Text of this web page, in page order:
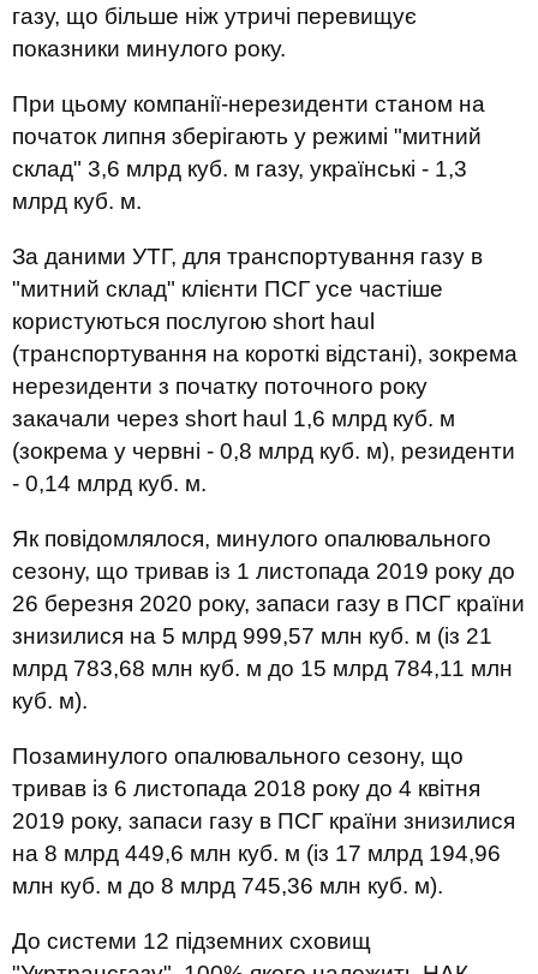
газу, що більше ніж утричі перевищує
показники минулого року.
При цьому компанії-нерезиденти станом на
початок липня зберігають у режимі "митний
склад" 3,6 млрд куб. м газу, українські - 1,3
млрд куб. м.
За даними УТГ, для транспортування газу в
"митний склад" клієнти ПСГ усе частіше
користуються послугою short haul
(транспортування на короткі відстані), зокрема
нерезиденти з початку поточного року
закачали через short haul 1,6 млрд куб. м
(зокрема у червні - 0,8 млрд куб. м), резиденти
- 0,14 млрд куб. м.
Як повідомлялося, минулого опалювального
сезону, що тривав із 1 листопада 2019 року до
26 березня 2020 року, запаси газу в ПСГ країни
знизилися на 5 млрд 999,57 млн куб. м (із 21
млрд 783,68 млн куб. м до 15 млрд 784,11 млн
куб. м).
Позаминулого опалювального сезону, що
тривав із 6 листопада 2018 року до 4 квітня
2019 року, запаси газу в ПСГ країни знизилися
на 8 млрд 449,6 млн куб. м (із 17 млрд 194,96
млн куб. м до 8 млрд 745,36 млн куб. м).
До системи 12 підземних сховищ